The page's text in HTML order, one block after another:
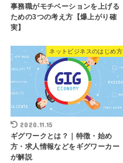
事務職がモチベーションを上げる
ための3つの考え方【爆上がり確
実】
ネットビジネスのはじめ方
2020.11.15
ギグワークとは？｜特徴・始め
方・求人情報などをギグワーカー
が解説